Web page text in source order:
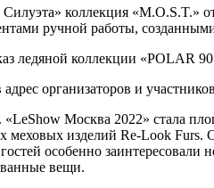
коллекция
ручной работы,
ледяной коллекции «POLAR
организаторов и
Москва 2022» стала
меховых изделий Re-Look
особенно
вещи.